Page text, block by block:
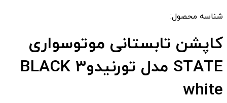
شناسه محصول:
کاپشن تابستانی موتوسواری
STATE مدل تورنیدو3 BLACK
white